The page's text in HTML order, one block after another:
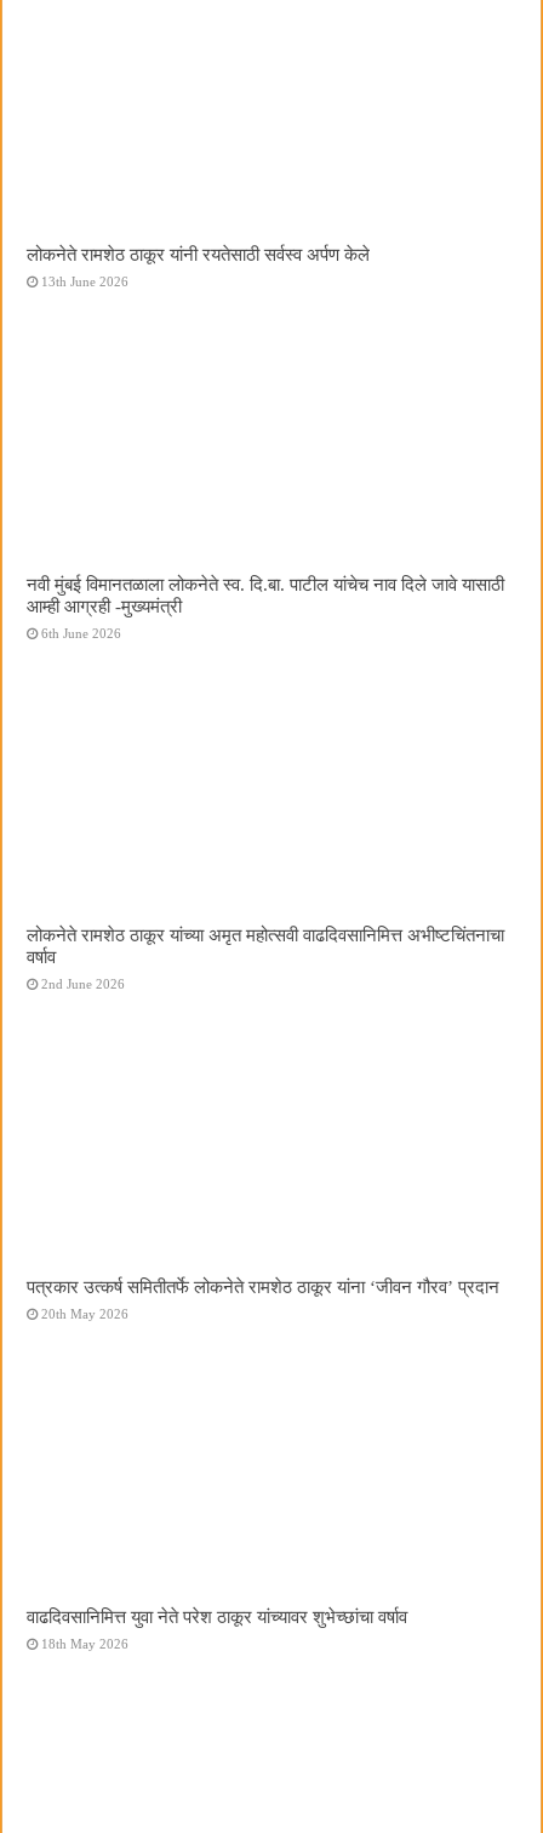
लोकनेते रामशेठ ठाकूर यांनी रयतेसाठी सर्वस्व अर्पण केले
13th June 2026
नवी मुंबई विमानतळाला लोकनेते स्व. दि.बा. पाटील यांचेच नाव दिले जावे यासाठी
आम्ही आग्रही -मुख्यमंत्री
6th June 2026
लोकनेते रामशेठ ठाकूर यांच्या अमृत महोत्सवी वाढदिवसानिमित्त अभीष्टचिंतनाचा
वर्षाव
2nd June 2026
पत्रकार उत्कर्ष समितीतर्फे लोकनेते रामशेठ ठाकूर यांना ‌‘जीवन गौरव‌’ प्रदान
20th May 2026
वाढदिवसानिमित्त युवा नेते परेश ठाकूर यांच्यावर शुभेच्छांचा वर्षाव
18th May 2026